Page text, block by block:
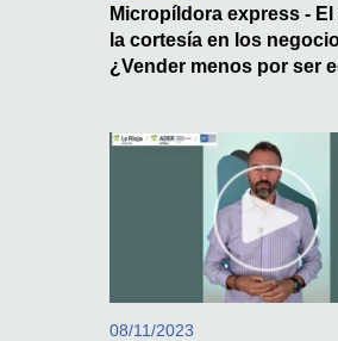
Micropíldora express -
la cortesía en los
¿Vender menos por ser
08/11/2023